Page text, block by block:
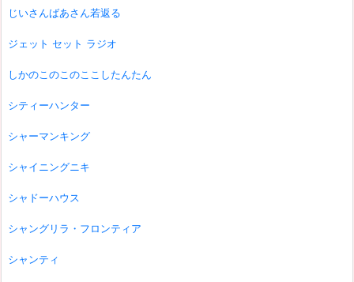
じいさんばあさん若返る
ジェット セット ラジオ
しかのこのこのここしたんたん
シティーハンター
シャーマンキング
シャイニングニキ
シャドーハウス
シャングリラ・フロンティア
シャンティ